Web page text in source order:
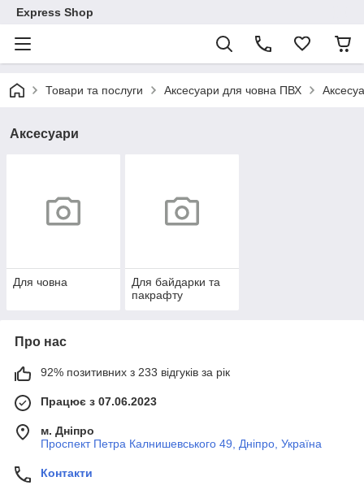
Express Shop
Товари та послуги Аксесуари для човна ПВХ
Аксесуари
Для човна
Для байдарки та
пакрафту
Про нас
92% позитивних з 233 відгуків за рік
Працює з 07.06.2023
м. Дніпро
Проспект Петра Калнишевського 49, Дніпро, Україна
Контакти